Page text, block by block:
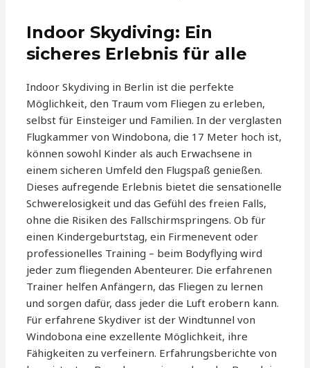
Indoor Skydiving: Ein
sicheres Erlebnis für alle
Indoor Skydiving in Berlin ist die perfekte
Möglichkeit, den Traum vom Fliegen zu erleben,
selbst für Einsteiger und Familien. In der verglasten
Flugkammer von Windobona, die 17 Meter hoch ist,
können sowohl Kinder als auch Erwachsene in
einem sicheren Umfeld den Flugspaß genießen.
Dieses aufregende Erlebnis bietet die sensationelle
Schwerelosigkeit und das Gefühl des freien Falls,
ohne die Risiken des Fallschirmspringens. Ob für
einen Kindergeburtstag, ein Firmenevent oder
professionelles Training – beim Bodyflying wird
jeder zum fliegenden Abenteurer. Die erfahrenen
Trainer helfen Anfängern, das Fliegen zu lernen
und sorgen dafür, dass jeder die Luft erobern kann.
Für erfahrene Skydiver ist der Windtunnel von
Windobona eine exzellente Möglichkeit, ihre
Fähigkeiten zu verfeinern. Erfahrungsberichte von